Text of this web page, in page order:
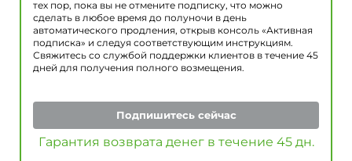
тех пор, пока вы не отмените подписку, что можно
сделать в любое время до полуночи в день
автоматического продления, открыв консоль «Активная
подписка» и следуя соответствующим инструкциям.
Свяжитесь со службой поддержки клиентов в течение 45
дней для получения полного возмещения.
Подпишитесь сейчас
Гарантия возврата денег в течение 45 дн.